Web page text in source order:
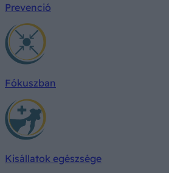
Prevenció
Fókuszban
Kisállatok egészsége